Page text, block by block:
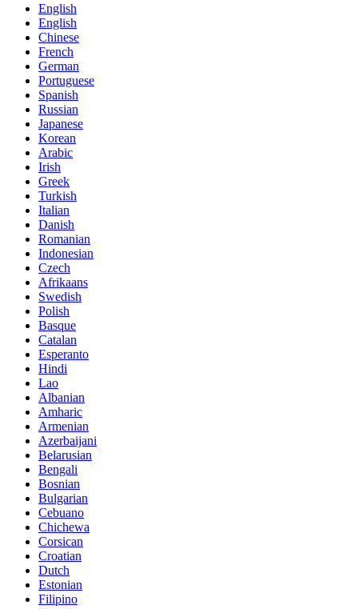
English
English
Chinese
French
German
Portuguese
Spanish
Russian
Japanese
Korean
Arabic
Irish
Greek
Turkish
Italian
Danish
Romanian
Indonesian
Czech
Afrikaans
Swedish
Polish
Basque
Catalan
Esperanto
Hindi
Lao
Albanian
Amharic
Armenian
Azerbaijani
Belarusian
Bengali
Bosnian
Bulgarian
Cebuano
Chichewa
Corsican
Croatian
Dutch
Estonian
Filipino